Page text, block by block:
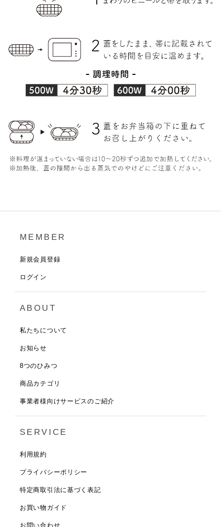
MEMBER
新規会員登録
ログイン
ABOUT
私たちについて
お知らせ
8つのひみつ
商品カテゴリ
事業者様向けサービスのご紹介
SERVICE
利用規約
プライバシーポリシー
特定商取引法に基づく表記
お買い物ガイド
お問い合わせ